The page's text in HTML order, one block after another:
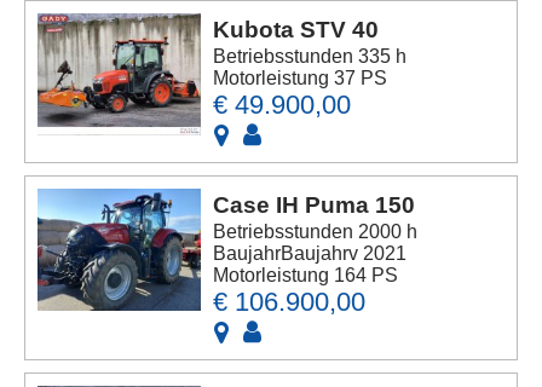
Kubota STV 40
Betriebsstunden 335 h
Motorleistung 37 PS
€ 49.900,00
Case IH Puma 150
Betriebsstunden 2000 h
BaujahrBaujahrv 2021
Motorleistung 164 PS
€ 106.900,00